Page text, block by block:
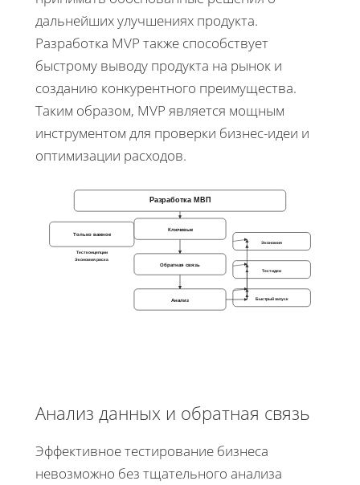
дальнейших улучшениях продукта.
Разработка MVP также способствует
быстрому выводу продукта на рынок и
созданию конкурентного преимущества.
Таким образом, MVP является мощным
инструментом для проверки бизнес-идеи и
оптимизации расходов.
Разработка МВП
Только важное
Ключевые
Обратная связь
Анализ
Экономия
Тест идеи
Быстрый запуск
Тест концепции
Экономия риска
Анализ данных и обратная связь
Эффективное тестирование бизнеса
невозможно без тщательного анализа